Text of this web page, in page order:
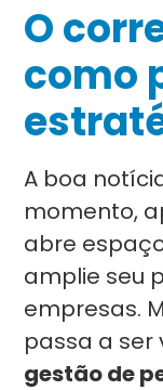
O
como
A boa
momento,
abre
amplie seu
empresas.
passa a ser
gestão de